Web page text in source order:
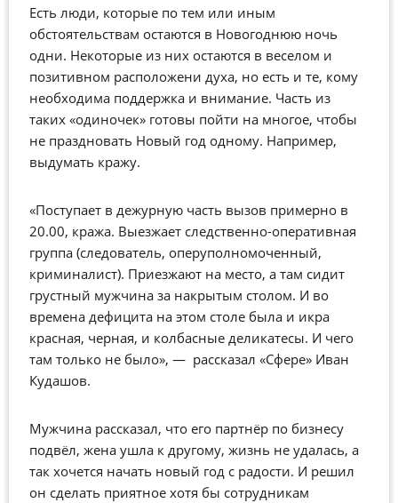
Есть люди, которые по тем или иным
обстоятельствам остаются в Новогоднюю ночь
одни. Некоторые из них остаются в веселом и
позитивном расположени духа, но есть и те, кому
необходима поддержка и внимание. Часть из
таких «одиночек» готовы пойти на многое, чтобы
не праздновать Новый год одному. Например,
выдумать кражу.
«Поступает в дежурную часть вызов примерно в
20.00, кража. Выезжает следственно-оперативная
группа (следователь, оперуполномоченный,
криминалист). Приезжают на место, а там сидит
грустный мужчина за накрытым столом. И во
времена дефицита на этом столе была и икра
красная, черная, и колбасные деликатесы. И чего
там только не было», — рассказал «Сфере» Иван
Кудашов.
Мужчина рассказал, что его партнёр по бизнесу
подвёл, жена ушла к другому, жизнь не удалась, а
так хочется начать новый год с радости. И решил
он сделать приятное хотя бы сотрудникам